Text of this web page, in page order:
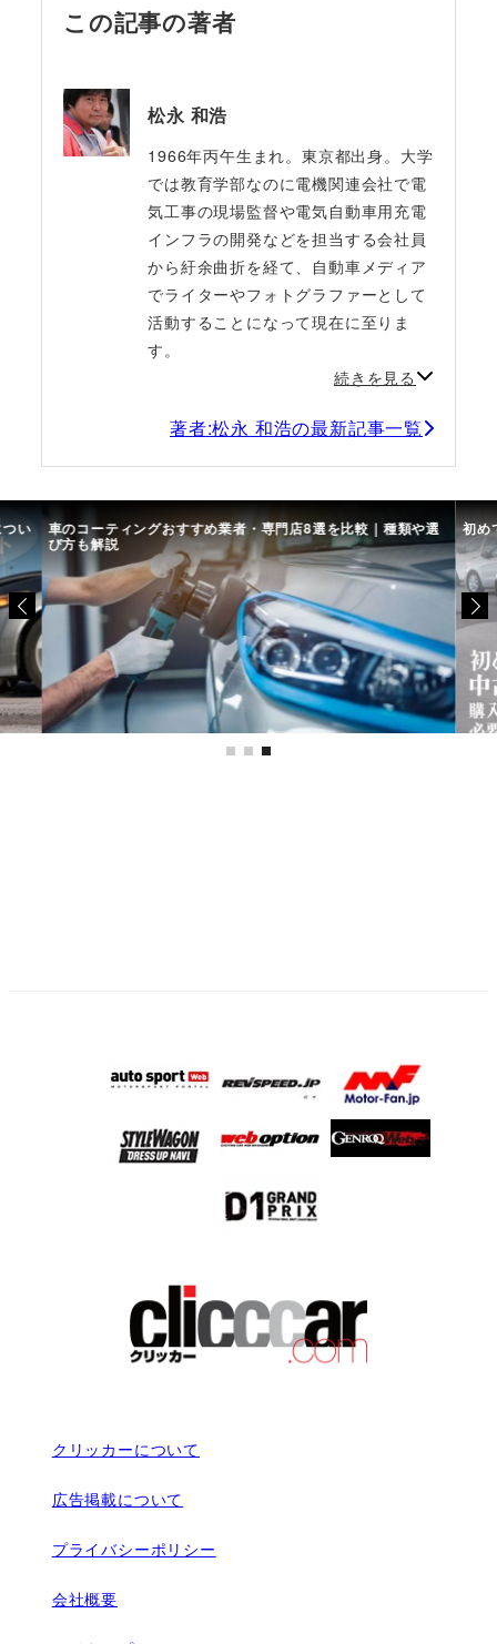
この記事の著者
松永 和浩
1966年丙午生まれ。東京都出身。大学
では教育学部なのに電機関連会社で電
気工事の現場監督や電気自動車用充電
インフラの開発などを担当する会社員
から紆余曲折を経て、自動車メディア
でライターやフォトグラファーとして
活動することになって現在に至りま
す。
続きを見る
著者:松永 和浩の最新記事一覧
い 車のコーティングおすすめ業者・専門店8選を比較｜種類や選
び方も解説
初め
クリッカーについて
広告掲載について
プライバシーポリシー
会社概要